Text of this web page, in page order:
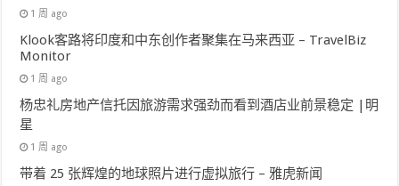
1 周 ago
Klook客路将印度和中东创作者聚集在马来西亚 – TravelBiz
Monitor
1 周 ago
杨忠礼房地产信托因旅游需求强劲而看到酒店业前景稳定 |明
星
1 周 ago
带着 25 张辉煌的地球照片进行虚拟旅行 – 雅虎新闻